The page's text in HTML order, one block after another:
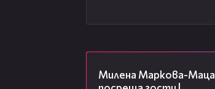
Милена Маркова-Маца